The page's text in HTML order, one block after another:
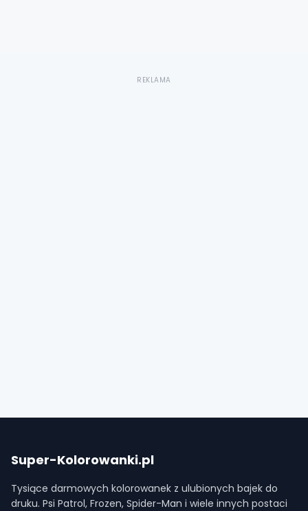
REKLAMA
Super-Kolorowanki.pl
Tysiące darmowych kolorowanek z ulubionych bajek do
druku. Psi Patrol, Frozen, Spider-Man i wiele innych postaci